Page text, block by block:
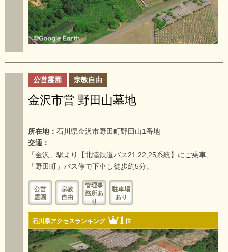
公営霊園 宗教自由
金沢市営 野田山墓地
所在地： 石川県金沢市野田町野田山1番地
交通：
「金沢」駅より【北陸鉄道バス21,22,25系統】にご乗車、
「野田町」バス停で下車し徒歩約5分。
公営
霊園
宗教
自由
管理事
務所あ
り
駐車場
あり
石川県アクセスランキング 1位